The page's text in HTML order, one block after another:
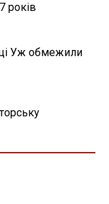
років
Уж обмежили